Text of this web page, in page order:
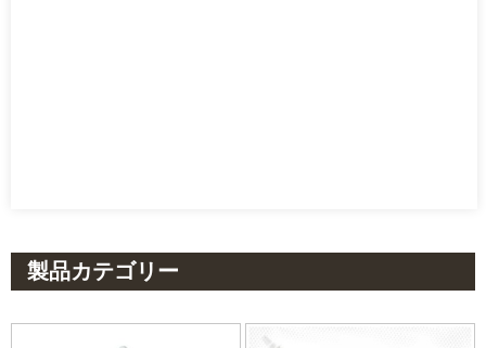
製品カテゴリー